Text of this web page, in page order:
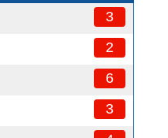
3
2
6
3